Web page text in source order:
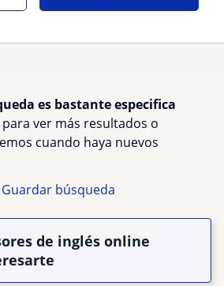
es bastante especifica
ver más resultados o
cuando haya nuevos
Guardar búsqueda
de inglés online